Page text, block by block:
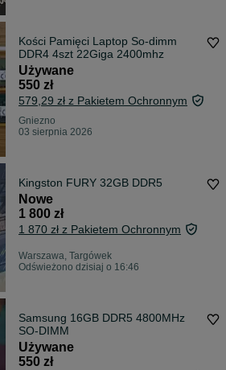
Kości Pamięci Laptop So-dimm
DDR4 4szt 22Giga 2400mhz
Używane
550 zł
579,29 zł z Pakietem Ochronnym
Gniezno
03 sierpnia 2026
Kingston FURY 32GB DDR5
Nowe
1 800 zł
1 870 zł z Pakietem Ochronnym
Warszawa, Targówek
Odświeżono dzisiaj o 16:46
Samsung 16GB DDR5 4800MHz
SO-DIMM
Używane
550 zł